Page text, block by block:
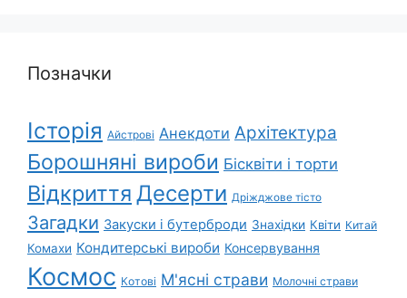
Позначки
Історія Айстрові Анекдоти Архітектура
Борошняні вироби Бісквіти і торти
Відкриття Десерти Дріжджове тісто
Загадки Закуски і бутерброди Знахідки Квіти Китай
Комахи Кондитерські вироби Консервування
Космос Котові М'ясні страви Молочні страви